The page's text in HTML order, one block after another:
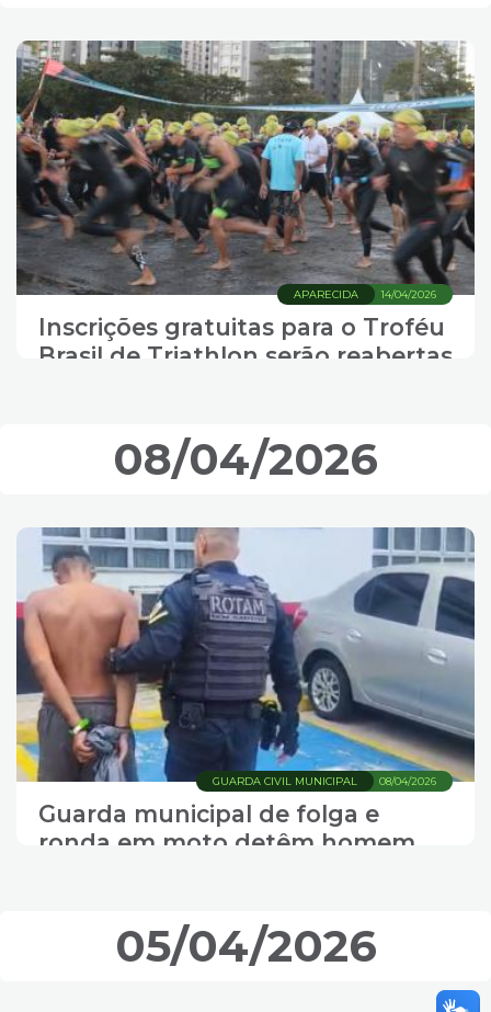
14/04/2026
APARECIDA
Inscrições gratuitas para o Troféu
Brasil de Triathlon serão reabertas
08/04/2026
08/04/2026
GUARDA CIVIL MUNICIPAL
Guarda municipal de folga e
ronda em moto detêm homem
05/04/2026